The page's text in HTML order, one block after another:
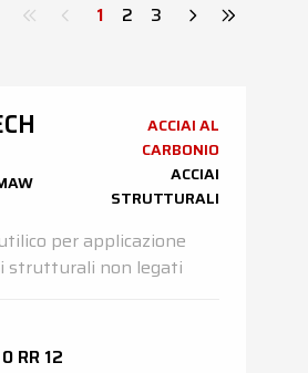
1 2 3
ACCIAI AL
CARBONIO
ACCIAI
STRUTTURALI
per applicazione
strutturali non legati
RR 12